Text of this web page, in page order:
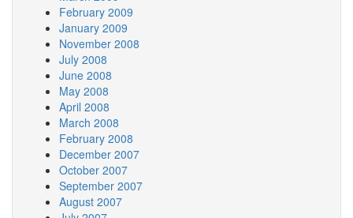
February 2009
January 2009
November 2008
July 2008
June 2008
May 2008
April 2008
March 2008
February 2008
December 2007
October 2007
September 2007
August 2007